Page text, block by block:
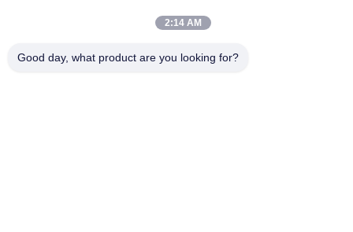
2:14 AM
Good day, what product are you looking for?